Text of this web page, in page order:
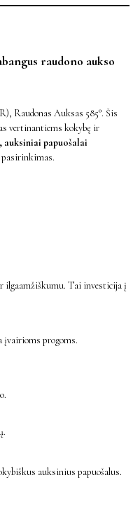
raudono aukso
Raudonas Auksas 585°. Šis
vertinantiems kokybę ir
auksiniai papuošalai
ilgaamžiškumu. Tai investicija į
įvairioms progoms.
auksinius papuošalus.